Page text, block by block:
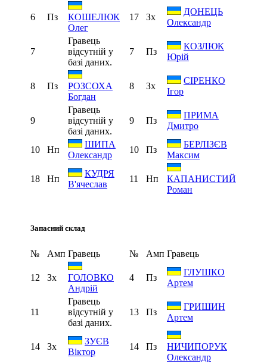
6 Пз
КОШЕЛЮК
Олег
17 Зх
ДОНЕЦЬ
Олександр
7
Гравець
відсутній у
базі даних.
7 Пз
КОЗЛЮК
Юрій
8 Пз
РОЗСОХА
Богдан
8 Зх
СІРЕНКО
Ігор
9
Гравець
відсутній у
базі даних.
9 Пз
ПРИМА
Дмитро
10 Нп
ШИПА
Олександр
10 Пз
БЕРЛІЗЄВ
Максим
18 Нп
КУДРЯ
В'ячеслав
11 Нп
КАПАНИСТИЙ
Роман
Запасний склад
№ Амп Гравець № Амп Гравець
12 Зх
ГОЛОВКО
Андрій
4 Пз
ГЛУШКО
Артем
11
Гравець
відсутній у
базі даних.
13 Пз
ГРИШИН
Артем
14 Зх
ЗУЄВ
Віктор
14 Пз
НИЧИПОРУК
Олександр